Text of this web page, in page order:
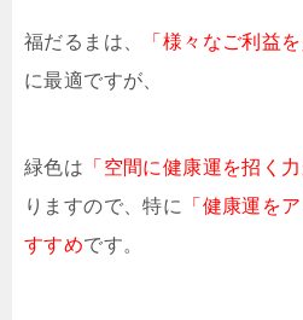
福だるまは、 「様々なご利益
に最適ですが、
緑色は 「空間に健康運を招く力
りますので、特に
「健康運を
すすめです。